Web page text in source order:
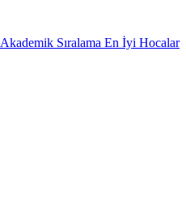
Akademik Sıralama En İyi Hocalar